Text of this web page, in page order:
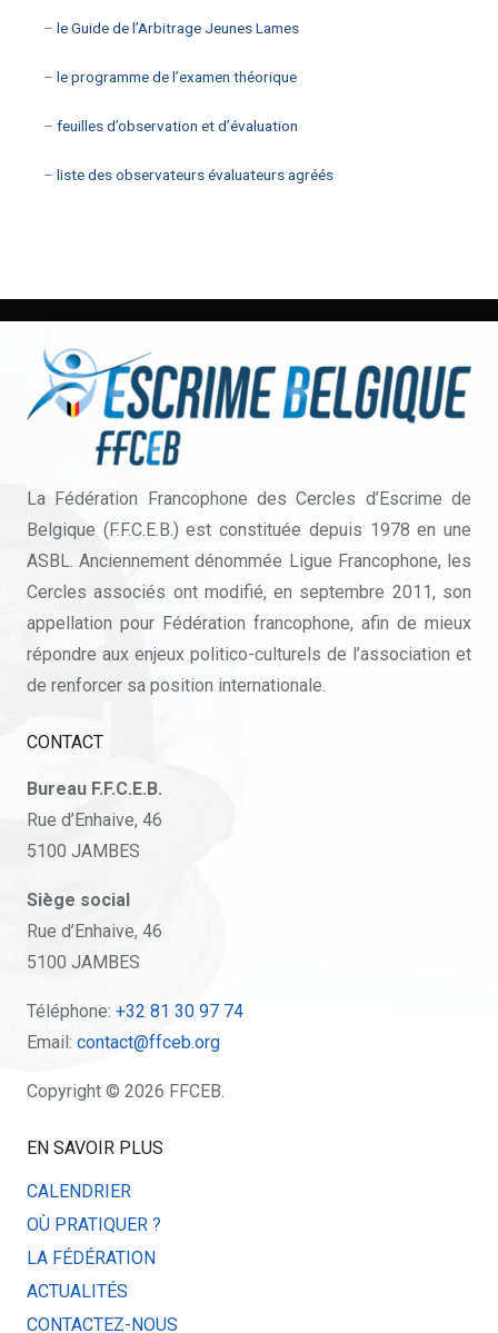
– le Guide de l’Arbitrage Jeunes Lames
– le programme de l’examen théorique
– feuilles d’observation et d’évaluation
– liste des observateurs évaluateurs agréés
La Fédération Francophone des Cercles d’Escrime de
Belgique (F.F.C.E.B.) est constituée depuis 1978 en une
ASBL. Anciennement dénommée Ligue Francophone, les
Cercles associés ont modifié, en septembre 2011, son
appellation pour Fédération francophone, afin de mieux
répondre aux enjeux politico-culturels de l’association et
de renforcer sa position internationale.
CONTACT
Bureau F.F.C.E.B.
Rue d’Enhaive, 46
5100 JAMBES
Siège social
Rue d’Enhaive, 46
5100 JAMBES
Téléphone: +32 81 30 97 74
Email: contact@ffceb.org
Copyright © 2026 FFCEB.
EN SAVOIR PLUS
CALENDRIER
OÙ PRATIQUER ?
LA FÉDÉRATION
ACTUALITÉS
CONTACTEZ-NOUS